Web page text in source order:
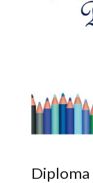
Diploma